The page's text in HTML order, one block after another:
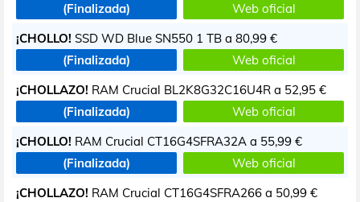
(Finalizada)
Web oficial
¡CHOLLO! SSD WD Blue SN550 1 TB a 80,99 €
(Finalizada)
Web oficial
¡CHOLLAZO! RAM Crucial BL2K8G32C16U4R a 52,95 €
(Finalizada)
Web oficial
¡CHOLLO! RAM Crucial CT16G4SFRA32A a 55,99 €
(Finalizada)
Web oficial
¡CHOLLAZO! RAM Crucial CT16G4SFRA266 a 50,99 €